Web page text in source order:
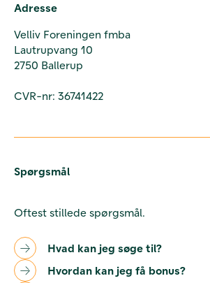
Adresse
Velliv Foreningen fmba
Lautrupvang 10
2750 Ballerup
CVR-nr: 36741422
Spørgsmål
Oftest stillede spørgsmål.
Hvad kan jeg søge til?
Hvordan kan jeg få bonus?